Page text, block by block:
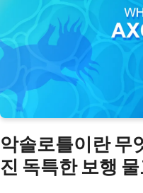
악솔로틀이란 무
진 독특한 보행